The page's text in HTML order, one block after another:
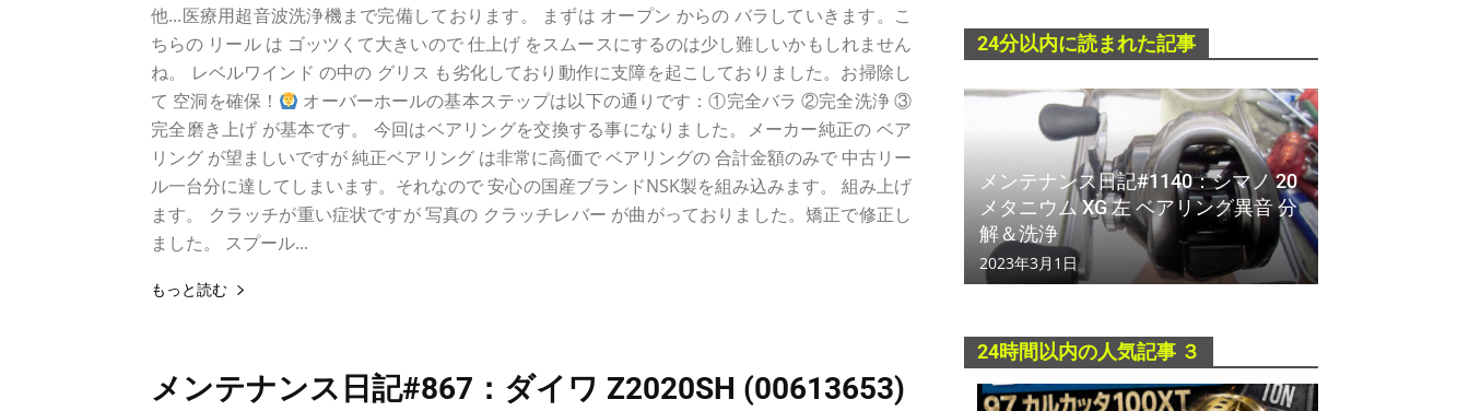
他...医療用超音波洗浄機まで完備しております。 まずは オープン からの バラしていきます。こ
ちらの リール は ゴッツくて大きいので 仕上げ をスムースにするのは少し難しいかもしれません
ね。 レベルワインド の中の グリス も劣化しており動作に支障を起こしておりました。お掃除し
て 空洞を確保！
オーバーホールの基本ステップは以下の通りです：①完全バラ ②完全洗浄 ③
完全磨き上げ が基本です。 今回はベアリングを交換する事になりました。メーカー純正の ベア
リング が望ましいですが 純正ベアリング は非常に高価で ベアリングの 合計金額のみで 中古リー
ル一台分に達してしまいます。それなので 安心の国産ブランドNSK製を組み込みます。 組み上げ
ます。 クラッチが重い症状ですが 写真の クラッチレバー が曲がっておりました。矯正で修正し
ました。 スプール...
もっと読む
メンテナンス日記#867：ダイワ Z2020SH (00613653)
24分以内に読まれた記事
メンテナンス日記#1140：シマノ 20
メタニウム XG 左 ベアリング異音 分
解＆洗浄
2023年3月1日
24時間以内の人気記事 ３